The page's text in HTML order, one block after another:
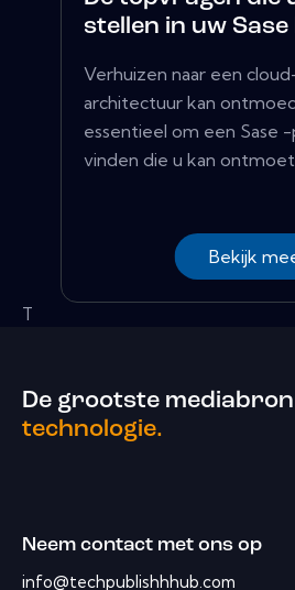
stellen in uw Sase
Verhuizen naar een
architectuur kan
essentieel om een ​​Sase
vinden die u kan
Bekijk
T
De grootste
technologie.
Neem contact met ons op
info@techpublishhhub.com